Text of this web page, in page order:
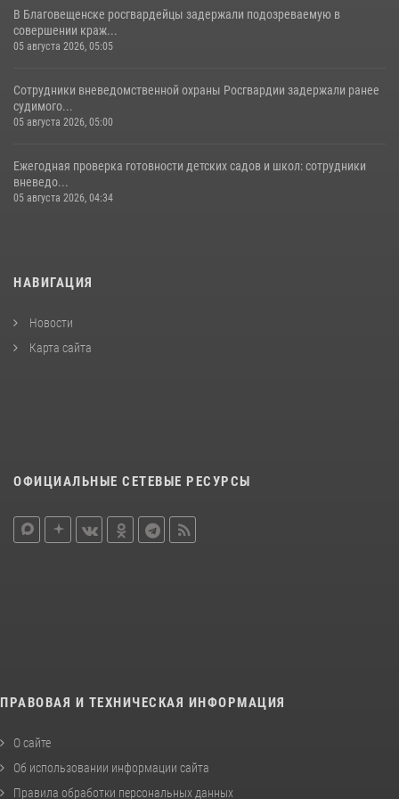
В Благовещенске росгвардейцы задержали подозреваемую в
совершении краж...
05 августа 2026, 05:05
Сотрудники вневедомственной охраны Росгвардии задержали ранее
судимого...
05 августа 2026, 05:00
Ежегодная проверка готовности детских садов и школ: сотрудники
вневедо...
05 августа 2026, 04:34
НАВИГАЦИЯ
Новости
Карта сайта
ОФИЦИАЛЬНЫЕ СЕТЕВЫЕ РЕСУРСЫ
ПРАВОВАЯ И ТЕХНИЧЕСКАЯ ИНФОРМАЦИЯ
О сайте
Об использовании информации сайта
Правила обработки персональных данных